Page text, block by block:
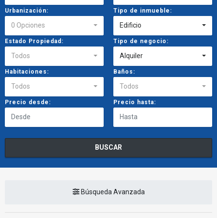
Urbanización:
0 Opciones
Tipo de inmueble:
Edificio
Estado Propiedad:
Todos
Tipo de negocio:
Alquiler
Habitaciones:
Todos
Baños:
Todos
Precio desde: Precio hasta:
BUSCAR
Búsqueda Avanzada